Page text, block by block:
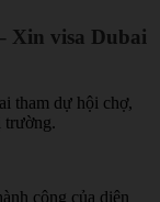
Xin visa Dubai
tham dự hội chợ,
trường.
công của diện